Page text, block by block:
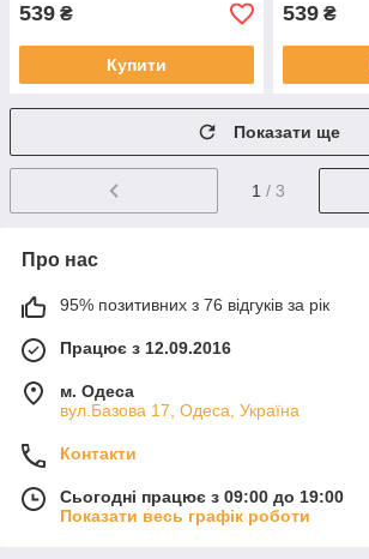
539 ₴
Купити
539 ₴
Показати ще
1 / 3
Про нас
95% позитивних з 76 відгуків за рік
Працює з 12.09.2016
м. Одеса
вул.Базова 17, Одеса, Україна
Контакти
Сьогодні працює з 09:00 до 19:00
Показати весь графік роботи